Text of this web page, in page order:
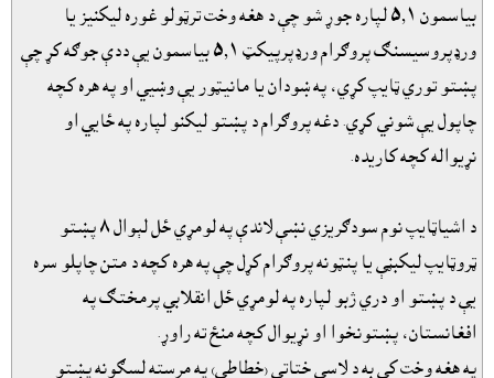
بياسمون ٥٫١ لپاره جوړ شو چې د هغه وخت ترټولو غوره ليکنيز يا
ورډپروسيسنګ پروګرام ورډپرپيکټ ٥٫١ بياسمون يې ددې جوګه کړ چې
پښتو توري ټايپ کړي، په ښودان يا مانيټور يې وښيي او په هره کچه
چاپول يې شوني کړي. دغه پروګرام د پښتو ليکنو لپاره په ځايي او
نړيواله کچه کاريده.
د اشياټايپ نوم سودګريزي نښې لاندې په لومړي ځل لېوال ٨ پښتو
ټروټايپ ليکبڼې يا پنټونه پروګرام کړل چې په هره کچه د متن چاپلو سره
يې د پښتو او دري ژبو لپاره په لومړي ځل انقلابي پرمختګ په
افغانستان، پښتونخوا او نړيوال کچه منځ ته راوړ.
په هغه وخت کې به د لاسي ختاتي (خطاطي) په مرسته لسګونه پښتو